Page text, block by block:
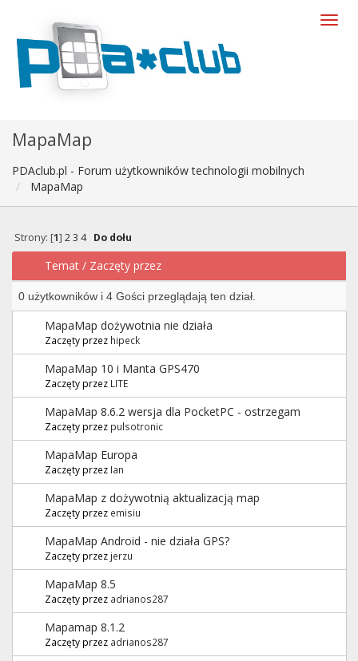
MapaMap
PDAclub.pl - Forum użytkowników technologii mobilnych
MapaMap
Strony: [1] 2 3 4 Do dołu
Temat / Zaczęty przez
0 użytkowników i 4 Gości przeglądają ten dział.
MapaMap dożywotnia nie działa
Zaczęty przez hipeck
MapaMap 10 i Manta GPS470
Zaczęty przez LITE
MapaMap 8.6.2 wersja dla PocketPC - ostrzegam
Zaczęty przez pulsotronic
MapaMap Europa
Zaczęty przez Ian
MapaMap z dożywotnią aktualizacją map
Zaczęty przez emisiu
MapaMap Android - nie działa GPS?
Zaczęty przez jerzu
MapaMap 8.5
Zaczęty przez adrianos287
Mapamap 8.1.2
Zaczęty przez adrianos287